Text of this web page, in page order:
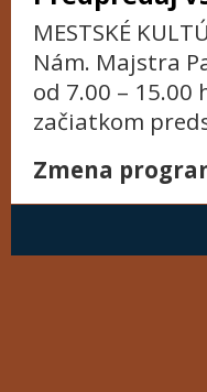
MESTSKÉ
Nám. Majstra
od 7.00 –
začiatkom
Zmena